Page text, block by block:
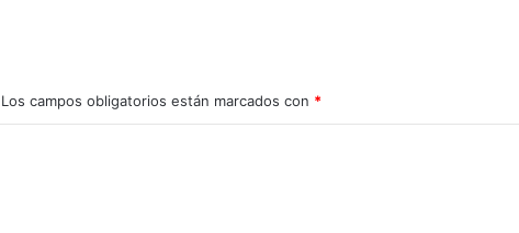
Los campos obligatorios están marcados con *